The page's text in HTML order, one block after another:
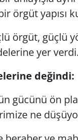
örgüt yapısı
örgüt, güçlü
yer verdi.
değindi:
gücünü ön
ne